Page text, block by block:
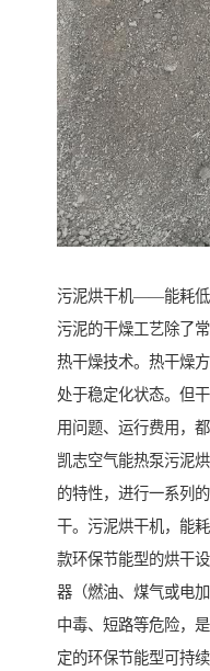
污泥烘干机——能耗低
污泥的干燥工艺除了
热干燥技术。热干燥
处于稳定化状态。但
用问题、运行费用，
凯志空气能热泵污泥
的特性，进行一系列
干。污泥烘干机，能
款环保节能型的烘干
器（燃油、煤气或电
中毒、短路等危险，
定的环保节能型可持